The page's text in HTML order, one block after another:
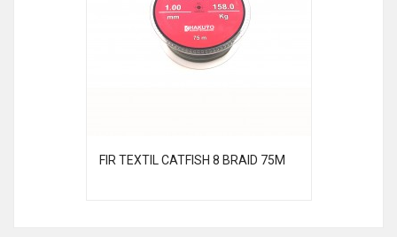
FIR TEXTIL CATFISH 8 BRAID 75M